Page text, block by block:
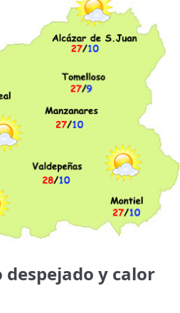
despejado y calor